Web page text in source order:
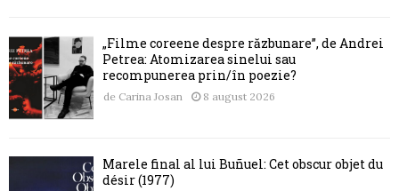
„Filme coreene despre răzbunare”, de Andrei
Petrea: Atomizarea sinelui sau
recompunerea prin/în poezie?
de Carina Josan 8 august 2026
Marele final al lui Buñuel: Cet obscur objet du
désir (1977)